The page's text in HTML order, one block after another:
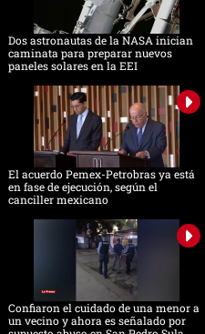
Dos astronautas de la NASA inician
caminata para preparar nuevos
paneles solares en la EEI
El acuerdo Pemex-Petrobras ya está
en fase de ejecución, según el
canciller mexicano
Confiaron el cuidado de una menor a
un vecino y ahora es señalado por